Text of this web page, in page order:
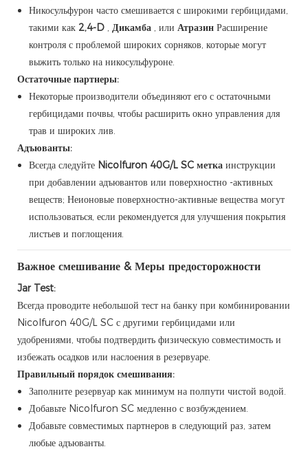
Никосульфурон часто смешивается с широкими гербицидами,
такими как 2,4-D , Дикамба , или Атразин Расширение
контроля с проблемой широких сорняков, которые могут
выжить только на никосульфуроне.
Остаточные партнеры:
Некоторые производители объединяют его с остаточными
гербицидами почвы, чтобы расширить окно управления для
трав и широких лив.
Адъюванты:
Всегда следуйте Nicolfuron 40G/L SC метка инструкции
при добавлении адъювантов или поверхностно -активных
веществ; Неионовые поверхностно-активные вещества могут
использоваться, если рекомендуется для улучшения покрытия
листьев и поглощения.
Важное смешивание & Меры предосторожности
Jar Test:
Всегда проводите небольшой тест на банку при комбинировании
Nicolfuron 40G/L SC с другими гербицидами или
удобрениями, чтобы подтвердить физическую совместимость и
избежать осадков или наслоения в резервуаре.
Правильный порядок смешивания:
Заполните резервуар как минимум на полпути чистой водой.
Добавьте Nicolfuron SC медленно с возбуждением.
Добавьте совместимых партнеров в следующий раз, затем
любые адъюванты.